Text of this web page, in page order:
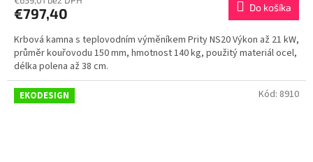
€797,40 Do košíka
Krbová kamna s teplovodním výměníkem Prity NS20 Výkon až 21 kW,
průměr kouřovodu 150 mm, hmotnost 140 kg, použitý materiál ocel,
délka polena až 38 cm.
EKODESIGN Kód: 8910